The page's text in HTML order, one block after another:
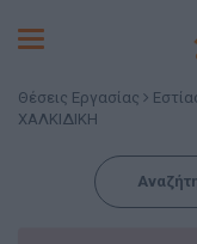
Toggle
Θέσεις Εργασίας
ΧΑΛΚΙΔΙΚΗ